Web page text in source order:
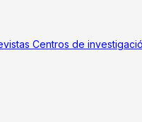
Centros de